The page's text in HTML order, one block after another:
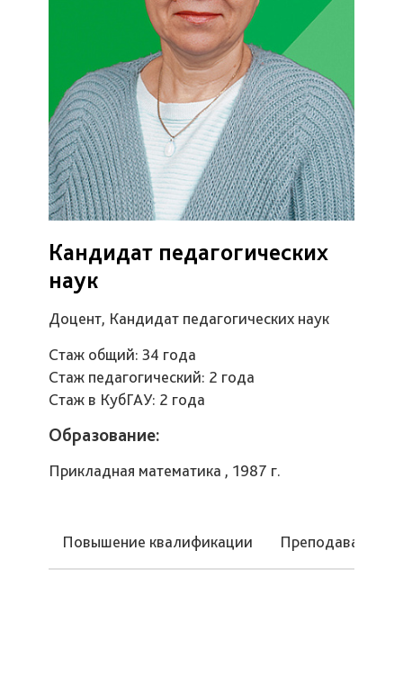
Кандидат педагогических
наук
Доцент, Кандидат педагогических наук
Стаж общий: 34 года
Стаж педагогический: 2 года
Стаж в КубГАУ: 2 года
Образование:
Прикладная математика , 1987 г.
Повышение квалификации Преподаваемые